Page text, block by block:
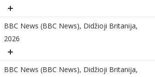
BBC News (BBC News), Didžioji Britanija,
2026
BBC News (BBC News), Didžioji Britanija,